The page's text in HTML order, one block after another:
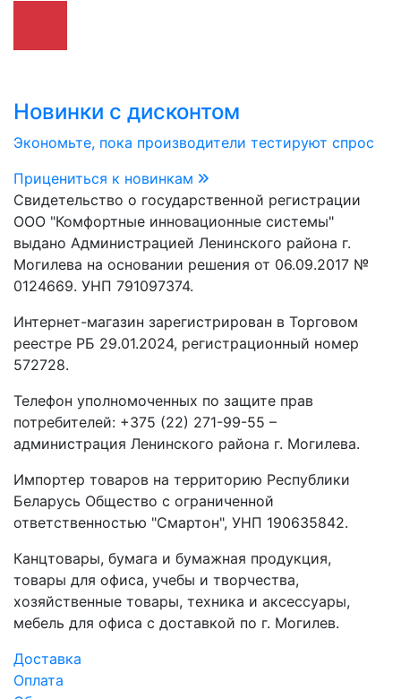
Новинки с дисконтом
Экономьте, пока производители тестируют спрос
Прицениться к новинкам
Свидетельство о государственной регистрации
ООО "Комфортные инновационные системы"
выдано Администрацией Ленинского района г.
Могилева на основании решения от 06.09.2017 №
0124669. УНП 791097374.
Интернет-магазин зарегистрирован в Торговом
реестре РБ 29.01.2024, регистрационный номер
572728.
Телефон уполномоченных по защите прав
потребителей: +375 (22) 271-99-55 –
администрация Ленинского района г. Могилева.
Импортер товаров на территорию Республики
Беларусь Общество с ограниченной
ответственностью "Смартон", УНП 190635842.
Канцтовары, бумага и бумажная продукция,
товары для офиса, учебы и творчества,
хозяйственные товары, техника и аксессуары,
мебель для офиса с доставкой по г. Могилев.
Доставка
Оплата